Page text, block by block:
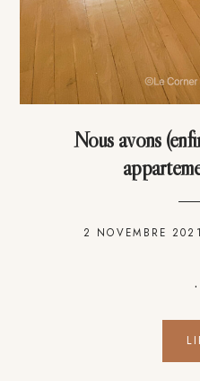
Nous avons
2 NOVEMBRE 2021